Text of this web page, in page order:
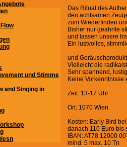
und Stimme
and Singing in
Das Ritual des
den achtsamen
zum Wiederfinden
Bisher nur geahnte
und lassen unsere
Ein lustvolles,
und
Vielleicht die
Sehr spannend,
Keine Vorkenntnisse
Zeit: 13-17 Uhr
Ort: 1070 Wien
Kosten: Early Bird
danach 110 Euro bis
IBAN: AT78 12000
mind. 5 max. 10 Tn